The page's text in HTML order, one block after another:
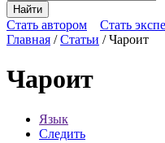
Найти
Стать автором
Стать
Главная /Статьи /Чароит
Чароит
Язык
Следить